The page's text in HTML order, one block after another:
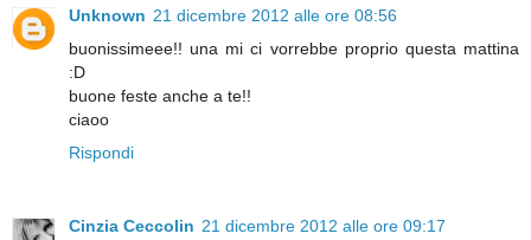
Unknown 21 dicembre 2012 alle ore 08:56
buonissimeee!! una mi ci vorrebbe proprio questa mattina
:D
buone feste anche a te!!
ciaoo
Rispondi
Cinzia Ceccolin 21 dicembre 2012 alle ore 09:17